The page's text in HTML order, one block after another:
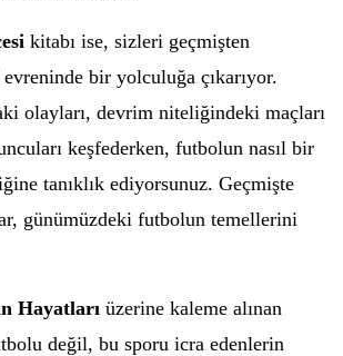
kitabı ise, sizleri geçmişten
bir yolculuğa çıkarıyor.
olayları, devrim niteliğindeki maçları
keşfederken, futbolun nasıl bir
tanıklık ediyorsunuz. Geçmişte
günümüzdeki futbolun temellerini
Hayatları üzerine kaleme alınan
değil, bu sporu icra edenlerin